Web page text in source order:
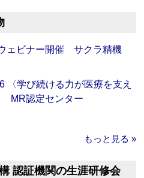
ェビナー開催 サクラ精機
〈学び続ける力が医療を支え
MR認定センター
もっと見る »
認証機関の生涯研修会